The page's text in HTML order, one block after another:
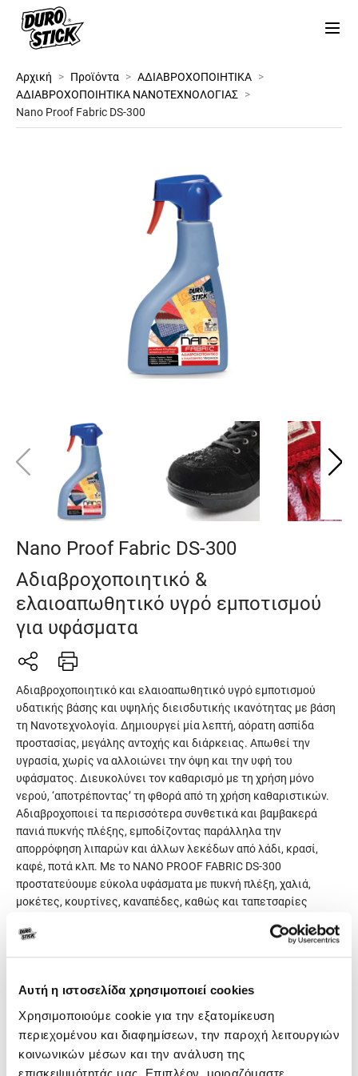
Αυτή η ιστοσελίδα χρησιμοποιεί cookies
Χρησιμοποιούμε cookie για την εξατομίκευση
περιεχομένου και διαφημίσεων, την παροχή λειτουργιών
κοινωνικών μέσων και την ανάλυση της
επισκεψιμότητάς μας. Επιπλέον, μοιραζόμαστε
Αρχική > Προϊόντα > ΑΔΙΑΒΡΟΧΟΠΟΙΗΤΙΚΑ >
ΑΔΙΑΒΡΟΧΟΠΟΙΗΤΙΚΑ ΝΑΝΟΤΕΧΝΟΛΟΓΙΑΣ >
Nano Proof Fabric DS-300
Nano Proof Fabric DS-300
Αδιαβροχοποιητικό &
ελαιοαπωθητικό υγρό εμποτισμού
για υφάσματα
Αδιαβροχοποιητικό και ελαιοαπωθητικό υγρό εμποτισμού
υδατικής βάσης και υψηλής διεισδυτικής ικανότητας με βάση
τη Νανοτεχνολογία. Δημιουργεί μία λεπτή, αόρατη ασπίδα
προστασίας, μεγάλης αντοχής και διάρκειας. Απωθεί την
υγρασία, χωρίς να αλλοιώνει την όψη και την υφή του
υφάσματος. Διευκολύνει τον καθαρισμό με τη χρήση μόνο
νερού, ‘αποτρέποντας’ τη φθορά από τη χρήση καθαριστικών.
Aδιαβροχοποιεί τα περισσότερα συνθετικά και βαμβακερά
πανιά πυκνής πλέξης, εμποδίζοντας παράλληλα την
απορρόφηση λιπαρών και άλλων λεκέδων από λάδι, κρασί,
καφέ, ποτά κλπ. Με το NANO PROOF FABRIC DS-300
προστατεύουμε εύκολα υφάσματα με πυκνή πλέξη, χαλιά,
μοκέτες, κουρτίνες, καναπέδες, καθώς και ταπετσαρίες
αθλητικά υποδήματα, τσάντες και γενικά κάθε αντικείμενο, το
οποίο χρησιμοποιεί ύφασμα στη δομή και σύνθεσή του.
Γενικά χαρακτηριστικά
Κατανάλωση
Ανάλογα με τη φύση της
επιφάνειας και την